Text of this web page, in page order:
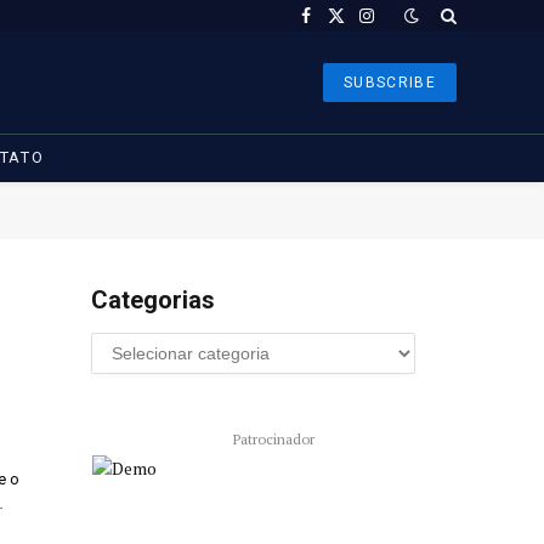
Facebook
X
Instagram
SUBSCRIBE
o
Categorias
Patrocinador